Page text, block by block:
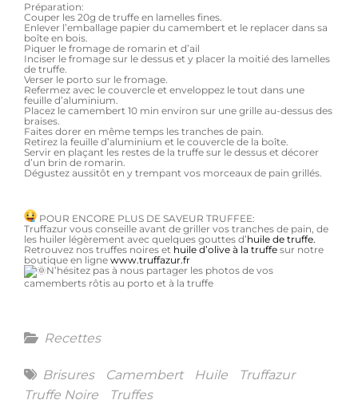
Préparation:
Couper les 20g de truffe en lamelles fines.
Enlever l’emballage papier du camembert et le replacer dans sa
boîte en bois.
Piquer le fromage de romarin et d’ail
Inciser le fromage sur le dessus et y placer la moitié des lamelles
de truffe.
Verser le porto sur le fromage.
Refermez avec le couvercle et enveloppez le tout dans une
feuille d’aluminium.
Placez le camembert 10 min environ sur une grille au-dessus des
braises.
Faites dorer en même temps les tranches de pain.
Retirez la feuille d’aluminium et le couvercle de la boîte.
Servir en plaçant les restes de la truffe sur le dessus et décorer
d’un brin de romarin.
Dégustez aussitôt en y trempant vos morceaux de pain grillés.
POUR ENCORE PLUS DE SAVEUR TRUFFEE:
Truffazur vous conseille avant de griller vos tranches de pain, de
les huiler légèrement avec quelques gouttes d’huile de truffe.
Retrouvez nos truffes noires et huile d’olive à la truffe sur notre
boutique en ligne www.truffazur.fr
N’hésitez pas à nous partager les photos de vos
camemberts rôtis au porto et à la truffe
Categories
Recettes
Tags
Brisures Camembert Huile
Truffazur
Truffe Noire
Truffes